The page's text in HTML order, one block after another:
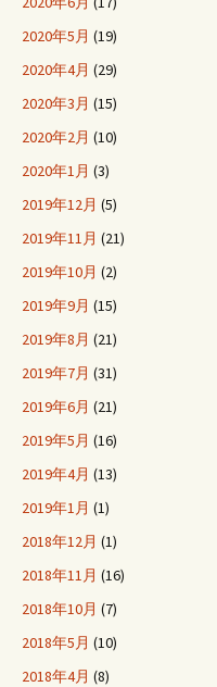
2020年5月 (19)
2020年4月 (29)
2020年3月 (15)
2020年2月 (10)
2020年1月 (3)
2019年12月 (5)
2019年11月 (21)
2019年10月 (2)
2019年9月 (15)
2019年8月 (21)
2019年7月 (31)
2019年6月 (21)
2019年5月 (16)
2019年4月 (13)
2019年1月 (1)
2018年12月 (1)
2018年11月 (16)
2018年10月 (7)
2018年5月 (10)
2018年4月 (8)